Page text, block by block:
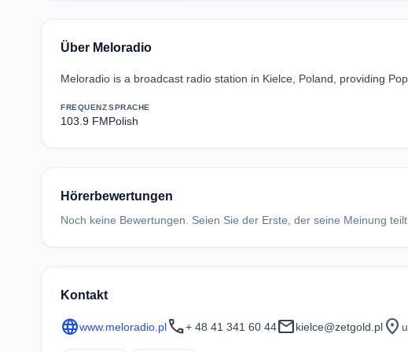
Über Meloradio
Meloradio is a broadcast radio station in Kielce, Poland, providing
FREQUENZ
103.9 FM
SPRACHE
Polish
Hörerbewertungen
Noch keine Bewertungen. Seien Sie der Erste, der seine Meinung
Kontakt
languagewww.meloradio.plcall+ 48 41 341 60 44mailkielce@zetgold.pl location_on